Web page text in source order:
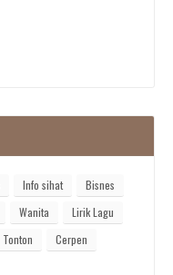
Info sihat
Bisnes
Wanita
Lirik Lagu
Tonton
Cerpen